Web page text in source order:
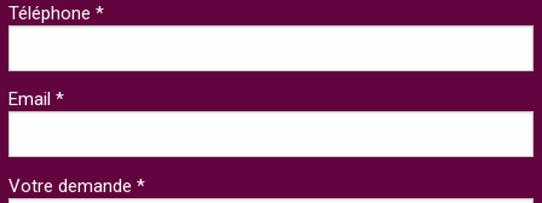
Téléphone *
Email *
Votre demande *